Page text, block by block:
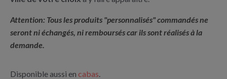
Attention: Tous les produits "personnalisés" commandés ne
seront ni échangés, ni remboursés car ils sont réalisés à la
demande.
Disponible aussi en cabas.